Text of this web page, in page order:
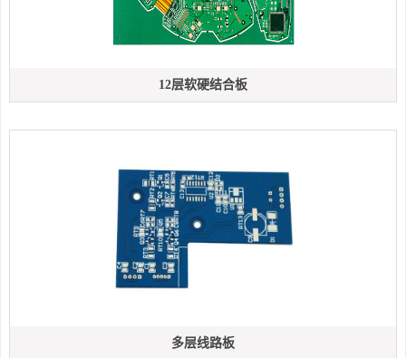
12层软硬结合板
多层线路板